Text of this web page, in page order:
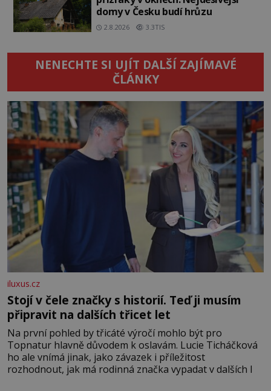
domy v Česku budí hrůzu
2.8.2026 3.3TIS
NENECHTE SI UJÍT DALŠÍ ZAJÍMAVÉ
ČLÁNKY
iluxus.cz
Stojí v čele značky s historií. Teď ji musím
připravit na dalších třicet let
Na první pohled by třicáté výročí mohlo být pro
Topnatur hlavně důvodem k oslavám. Lucie Ticháčková
ho ale vnímá jinak, jako závazek i příležitost
rozhodnout, jak má rodinná značka vypadat v dalších l